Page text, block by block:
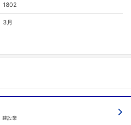
1802
3月
建設業